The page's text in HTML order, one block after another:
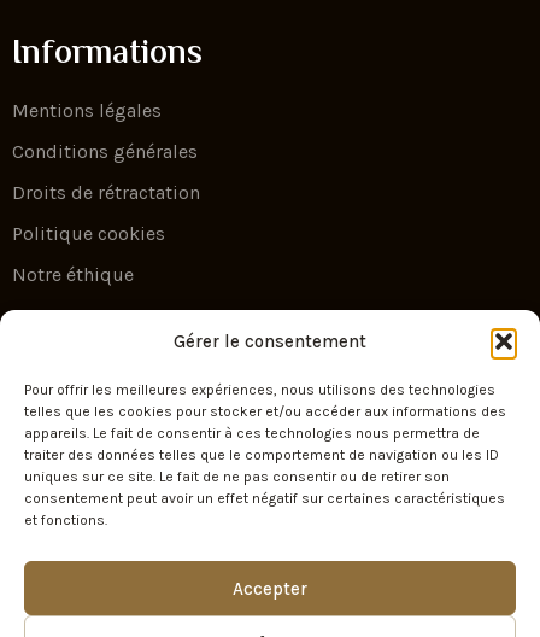
Gérer le consentement
Pour offrir les meilleures expériences, nous utilisons des technologies
telles que les cookies pour stocker et/ou accéder aux informations des
appareils. Le fait de consentir à ces technologies nous permettra de
traiter des données telles que le comportement de navigation ou les ID
uniques sur ce site. Le fait de ne pas consentir ou de retirer son
consentement peut avoir un effet négatif sur certaines caractéristiques
et fonctions.
Accepter
Informations
Mentions légales
Conditions générales
Droits de rétractation
Politique cookies
Notre éthique
Escape by Your Travel — l’art du voyage sur
mesure. Recevez nos plus belles idées
d’évasion et nos offres exclusives.